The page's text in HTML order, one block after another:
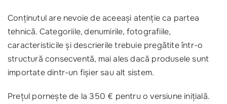
Conținutul are nevoie de aceeași atenție ca partea
tehnică. Categoriile, denumirile, fotografiile,
caracteristicile și descrierile trebuie pregătite într-o
structură consecventă, mai ales dacă produsele sunt
importate dintr-un fișier sau alt sistem.
Prețul pornește de la 350 € pentru o versiune inițială.